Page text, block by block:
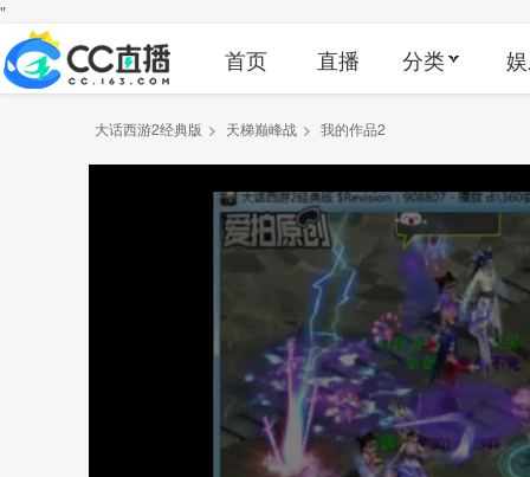
"
首页 直播 分类
大话西游2经典版 > 天梯巅峰战 > 我的作品2